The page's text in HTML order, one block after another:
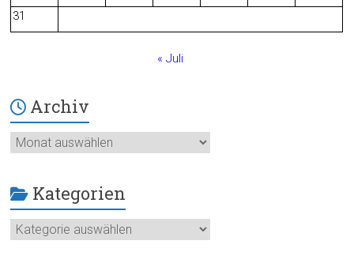
31
« Juli
Archiv
Archiv
Kategorien
Kategorien